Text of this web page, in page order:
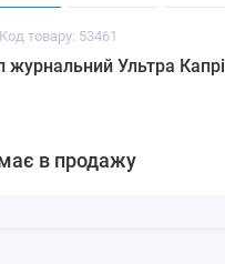
Код товару: 53461
журнальний Ультра Капрі
в продажу